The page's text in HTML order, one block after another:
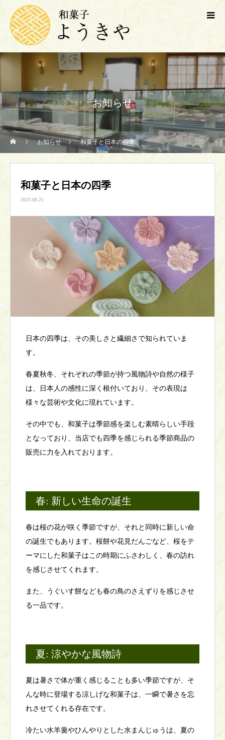
お知らせ
お知らせ 和菓子と日本の四季
和菓子と日本の四季
2023.08.21
日本の四季は、その美しさと繊細さで知られていま
す。
春夏秋冬、それぞれの季節が持つ風物詩や自然の様子
は、日本人の感性に深く根付いており、その表現は
様々な芸術や文化に現れています。
その中でも、和菓子は季節感を楽しむ素晴らしい手段
となっており、当店でも四季を感じられる季節商品の
販売に力を入れております。
春: 新しい生命の誕生
春は桜の花が咲く季節ですが、それと同時に新しい命
の誕生でもあります。桜餅や花見だんごなど、桜をテ
ーマにした和菓子はこの時期にふさわしく、春の訪れ
を感じさせてくれます。
また、うぐいす餅なども春の鳥のさえずりを感じさせ
る一品です。
夏: 涼やかな風物詩
夏は暑さで体が重く感じることも多い季節ですが、そ
んな時に登場する涼しげな和菓子は、一瞬で暑さを忘
れさせてくれる存在です。
冷たい水羊羹やひんやりとした水まんじゅうは、夏の